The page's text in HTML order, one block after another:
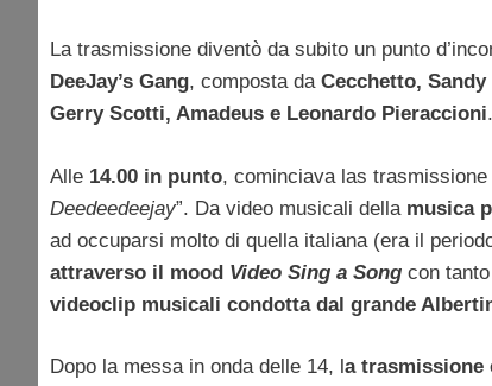
La trasmissione diventò da subito un punto
DeeJay’s Gang, composta da Cecchetto,
Gerry Scotti, Amadeus e Leonardo Pieraccioni.
Alle 14.00 in punto, cominciava las trasmissione
Deedeedeejay”. Da video musicali della musica
ad occuparsi molto di quella italiana (era il
attraverso il mood Video Sing a Song con
videoclip musicali condotta dal grande
Dopo la messa in onda delle 14, l a trasmissione